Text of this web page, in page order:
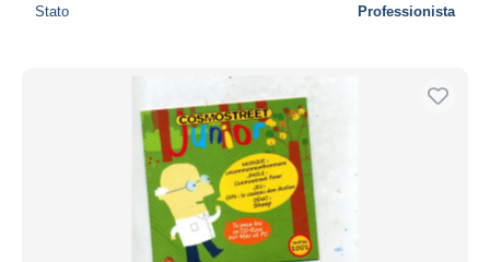
Stato Professionista